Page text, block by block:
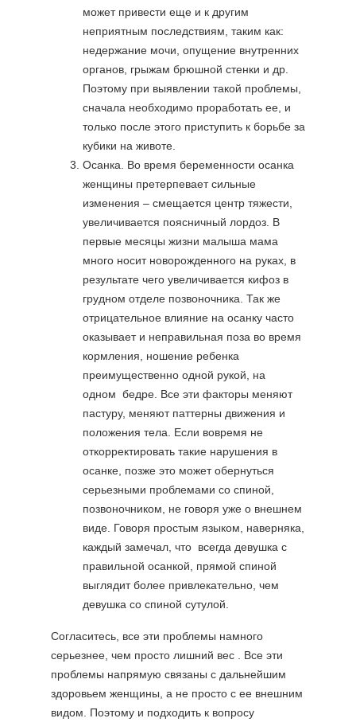
может привести еще и к другим
неприятным последствиям, таким как:
недержание мочи, опущение внутренних
органов, грыжам брюшной стенки и др.
Поэтому при выявлении такой проблемы,
сначала необходимо проработать ее, и
только после этого приступить к борьбе за
кубики на животе.
Осанка. Во время беременности осанка
женщины претерпевает сильные
изменения – смещается центр тяжести,
увеличивается поясничный лордоз. В
первые месяцы жизни малыша мама
много носит новорожденного на руках, в
результате чего увеличивается кифоз в
грудном отделе позвоночника. Так же
отрицательное влияние на осанку часто
оказывает и неправильная поза во время
кормления, ношение ребенка
преимущественно одной рукой, на
одном бедре. Все эти факторы меняют
пастуру, меняют паттерны движения и
положения тела. Если вовремя не
откорректировать такие нарушения в
осанке, позже это может обернуться
серьезными проблемами со спиной,
позвоночником, не говоря уже о внешнем
виде. Говоря простым языком, наверняка,
каждый замечал, что всегда девушка с
правильной осанкой, прямой спиной
выглядит более привлекательно, чем
девушка со спиной сутулой.
Согласитесь, все эти проблемы намного
серьезнее, чем просто лишний вес . Все эти
проблемы напрямую связаны с дальнейшим
здоровьем женщины, а не просто с ее внешним
видом. Поэтому и подходить к вопросу